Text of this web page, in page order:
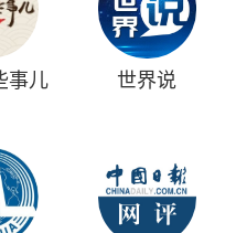
事儿 世界说